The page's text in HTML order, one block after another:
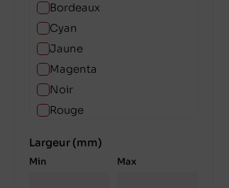
Bordeaux
Cyan
Jaune
Magenta
Noir
Rouge
Vert Forêt
Largeur (mm)
Min Max